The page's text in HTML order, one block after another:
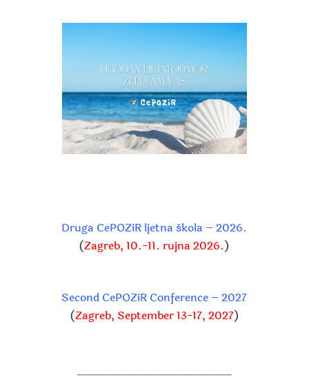
Druga CePOZiR ljetna škola – 2026.
(Zagreb, 10.-11. rujna 2026.)
Second CePOZiR Conference – 2027
(Zagreb, September 13-17, 2027)